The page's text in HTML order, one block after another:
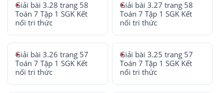
Giải bài 3.28 trang 58
Toán 7 Tập 1 SGK Kết
nối tri thức
Giải bài 3.27 trang 58
Toán 7 Tập 1 SGK Kết
nối tri thức
Giải bài 3.26 trang 57
Toán 7 Tập 1 SGK Kết
nối tri thức
Giải bài 3.25 trang 57
Toán 7 Tập 1 SGK Kết
nối tri thức